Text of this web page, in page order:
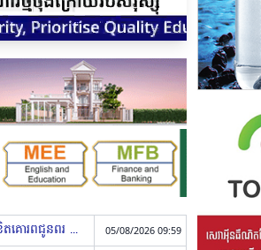
អ្នកឧកញ៉ា លី ឃុនថៃ និងសមាជិក សមាជិកា សមាគមសហព័ន្ធអ្នកវិនិយោគកម្ពុជា ផ្ញើសារលិខិតគោរពជូនពរ សម្ដេចតេជោ ហ៊ុន សែន ក្នុងឱកាសចម្រើនជន្មាយុ 05/08/2026 09:59